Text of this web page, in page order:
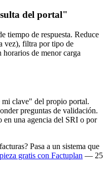
del portal"
tiempo de respuesta. Reduce
vez), filtra por tipo de
de menor carga
clave" del propio portal.
preguntas de validación.
en una agencia del SRI o por
Pasa a un sistema que
gratis con Factuplan — 25